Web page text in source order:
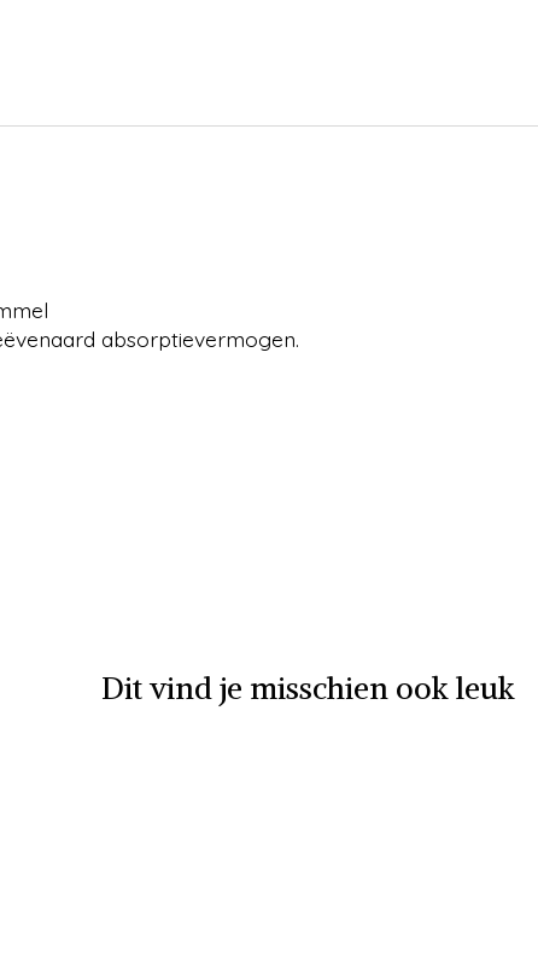
absorptievermogen.
Dit vind je misschien ook leuk